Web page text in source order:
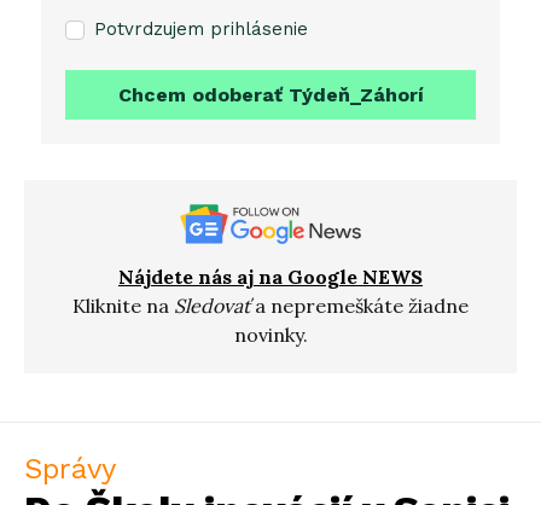
Potvrdzujem prihlásenie
Chcem odoberať Týdeň_Záhorí
Nájdete nás aj na Google NEWS
Kliknite na Sledovaťa nepremeškáte žiadne
novinky.
Správy